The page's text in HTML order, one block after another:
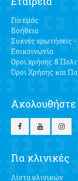
Για εμάς
Βοήθεια
Συχνές ερωτήσεις
Επικοινωνία
Οροι χρήσης &
Όροι Χρήσης και
Ακολουθήστε
Για κλινικές
Λίστα κλινικών